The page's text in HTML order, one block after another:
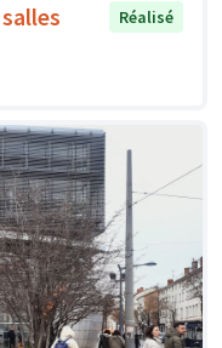
Réalisé